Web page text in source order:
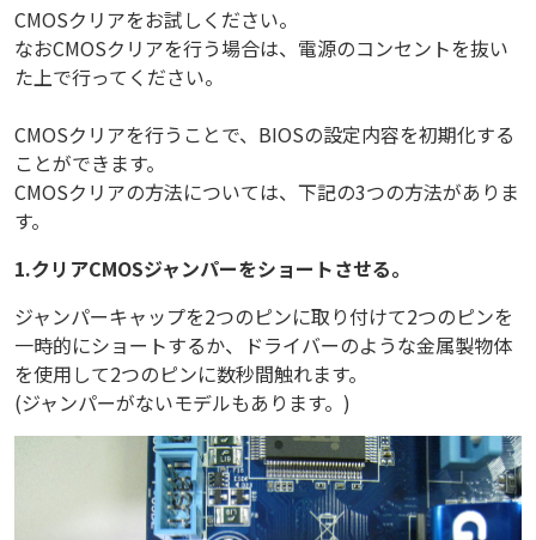
CMOSクリアをお試しください。
なおCMOSクリアを行う場合は、電源のコンセントを抜い
た上で行ってください。
CMOSクリアを行うことで、BIOSの設定内容を初期化する
ことができます。
CMOSクリアの方法については、下記の3つの方法がありま
す。
1.クリアCMOSジャンパーをショートさせる。
ジャンパーキャップを2つのピンに取り付けて2つのピンを
一時的にショートするか、ドライバーのような金属製物体
を使用して2つのピンに数秒間触れます。
(ジャンパーがないモデルもあります。)